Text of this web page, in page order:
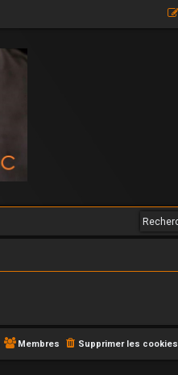
Supprimer les cookies
Membres